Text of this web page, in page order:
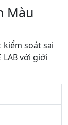
Màu
kiểm soát sai
với giới